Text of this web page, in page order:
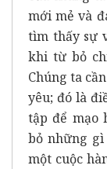
mới mẻ và
tìm thấy sự
khi từ bỏ
Chúng ta
yêu; đó là
tập để mạo
bỏ những
một cuộc